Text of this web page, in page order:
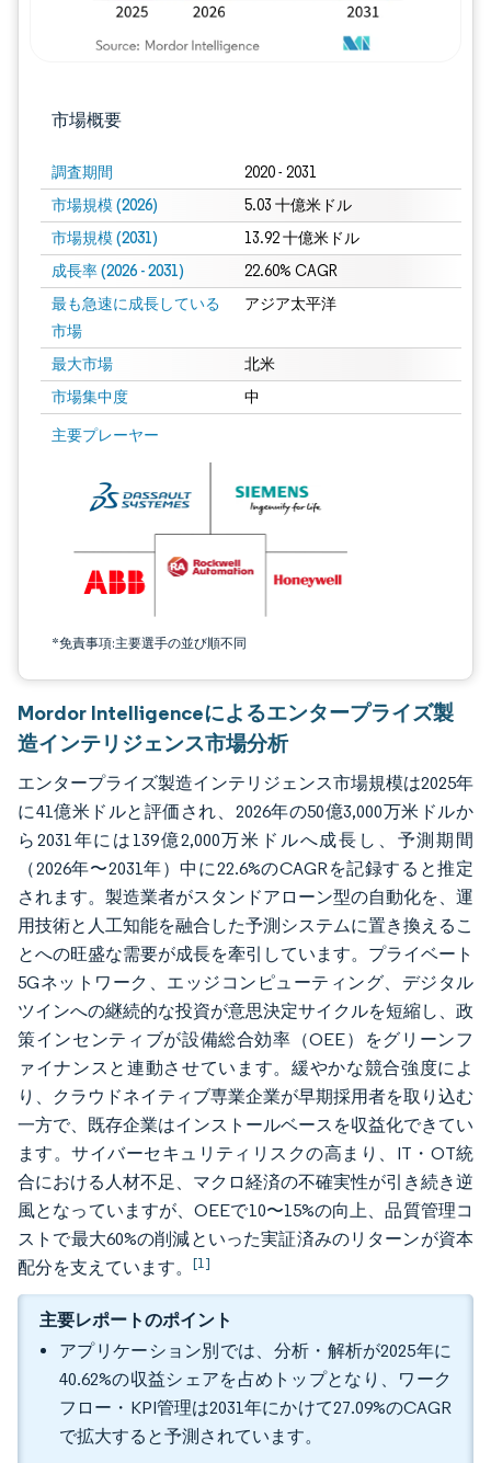
市場概要
調査期間 2020 - 2031
市場規模 (2026) 5.03 十億米ドル
市場規模 (2031) 13.92 十億米ドル
成長率 (2026 - 2031) 22.60% CAGR
最も急速に成長している
市場
アジア太平洋
最大市場 北米
市場集中度 中
主要プレーヤー
*免責事項:主要選手の並び順不同
画像 © Mordor Intelligence。再利用にはCC BY 4.0の表示が必要です。
Mordor Intelligenceによるエンタープライズ製
造インテリジェンス市場分析
エンタープライズ製造インテリジェンス市場規模は2025年
に41億米ドルと評価され、2026年の50億3,000万米ドルか
ら2031年には139億2,000万米ドルへ成長し、予測期間
（2026年〜2031年）中に22.6%のCAGRを記録すると推定
されます。製造業者がスタンドアローン型の自動化を、運
用技術と人工知能を融合した予測システムに置き換えるこ
とへの旺盛な需要が成長を牽引しています。プライベート
5Gネットワーク、エッジコンピューティング、デジタル
ツインへの継続的な投資が意思決定サイクルを短縮し、政
策インセンティブが設備総合効率（OEE）をグリーンフ
ァイナンスと連動させています。緩やかな競合強度によ
り、クラウドネイティブ専業企業が早期採用者を取り込む
一方で、既存企業はインストールベースを収益化できてい
ます。サイバーセキュリティリスクの高まり、IT・OT統
合における人材不足、マクロ経済の不確実性が引き続き逆
風となっていますが、OEEで10〜15%の向上、品質管理コ
ストで最大60%の削減といった実証済みのリターンが資本
配分を支えています。 [1]
主要レポートのポイント
アプリケーション別では、分析・解析が2025年に
40.62%の収益シェアを占めトップとなり、ワーク
フロー・KPI管理は2031年にかけて27.09%のCAGR
で拡大すると予測されています。